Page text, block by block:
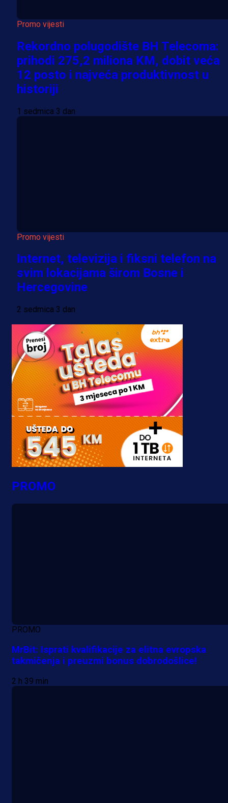
Promo vijesti
Rekordno polugodište BH Telecoma:
prihodi 275,2 miliona KM, dobit veća
12 posto i najveća produktivnost u
historiji
1 sedmica 3 dan
Promo vijesti
Internet, televizija i fiksni telefon na
svim lokacijama širom Bosne i
Hercegovine
2 sedmica 3 dan
PROMO
PROMO
MrBit: Isprati kvalifikacije za elitna evropska
takmičenja i preuzmi bonus dobrodošlice!
2 h 39 min